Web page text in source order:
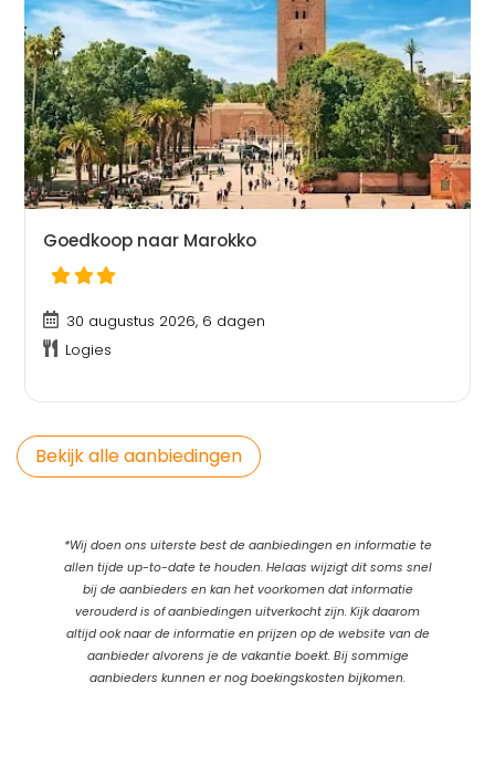
Goedkoop naar Marokko
30 augustus 2026, 6 dagen
Logies
Bekijk alle aanbiedingen
*Wij doen ons uiterste best de aanbiedingen en informatie te
allen tijde up-to-date te houden. Helaas wijzigt dit soms snel
bij de aanbieders en kan het voorkomen dat informatie
verouderd is of aanbiedingen uitverkocht zijn. Kijk daarom
altijd ook naar de informatie en prijzen op de website van de
aanbieder alvorens je de vakantie boekt. Bij sommige
aanbieders kunnen er nog boekingskosten bijkomen.